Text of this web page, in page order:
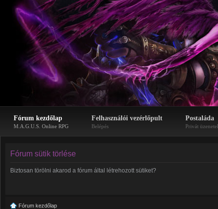
Fórum kezdőlap
M.A.G.U.S. Online RPG
Felhasználói vezérlőpult
Belépés
Postaláda
Privát
Fórum sütik törlése
Biztosan törölni akarod a fórum által létrehozott sütiket?
Fórum kezdőlap